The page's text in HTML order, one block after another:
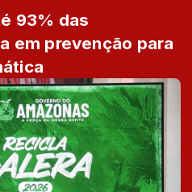
93% das
em prevenção para